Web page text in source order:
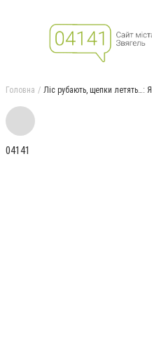
Головна Ліс рубають, щепки летять…:
04141